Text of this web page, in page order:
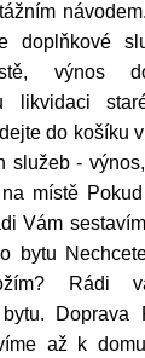
doplňkové
výnos
likvidaci
do košíku
služeb -
místě
Vám
bytu
Rádi
Doprava
až k